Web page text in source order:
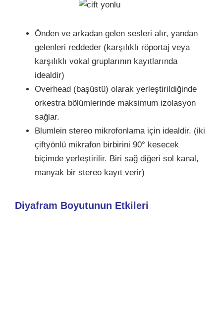
Önden ve arkadan gelen sesleri alır, yandan
gelenleri reddeder (karşılıklı röportaj veya
karşılıklı vokal gruplarının kayıtlarında
idealdir)
Overhead (başüstü) olarak yerleştirildiğinde
orkestra bölümlerinde maksimum izolasyon
sağlar.
Blumlein stereo mikrofonlama için idealdir. (iki
çiftyönlü mikrafon birbirini 90° kesecek
biçimde yerleştirilir. Biri sağ diğeri sol kanal,
manyak bir stereo kayıt verir)
Diyafram Boyutunun Etkileri